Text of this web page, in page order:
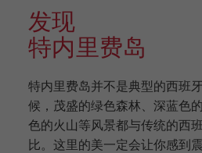
发现
特内里费岛
特内里费岛并不是典型的西班
候，茂盛的绿色森林、深蓝色
色的火山等风景都与传统的西
比。这里的美一定会让你感到